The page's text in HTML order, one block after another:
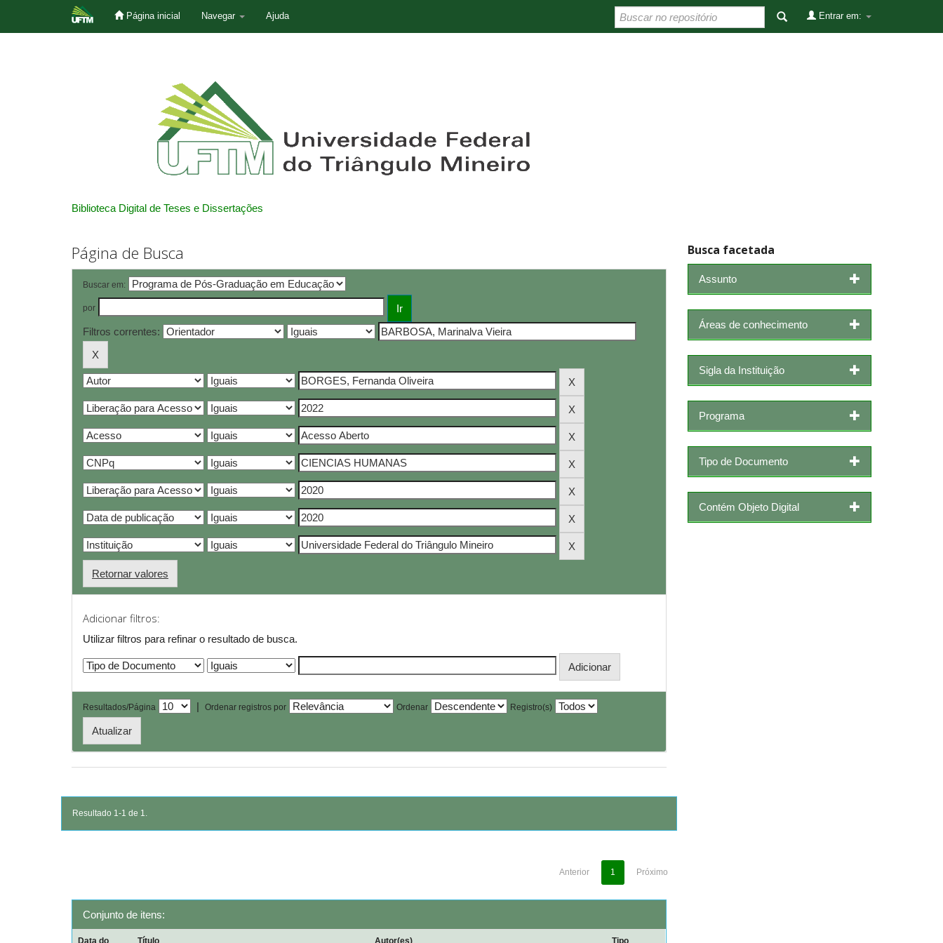
Página inicial Navegar Ajuda Entrar em:
Biblioteca Digital de Teses e Dissertações
Página de Busca
Buscar em:
por
Filtros correntes:
Retornar valores
Adicionar filtros:
Utilizar filtros para refinar o resultado de busca.
Resultados/Página | Ordenar registros por Ordenar Registro(s)
Resultado 1-1 de 1.
Anterior 1 Próximo
Conjunto de itens:
Data do Título Autor(es) Tipo
Busca facetada
Assunto
Áreas de conhecimento
Sigla da Instituição
Programa
Tipo de Documento
Contém Objeto Digital